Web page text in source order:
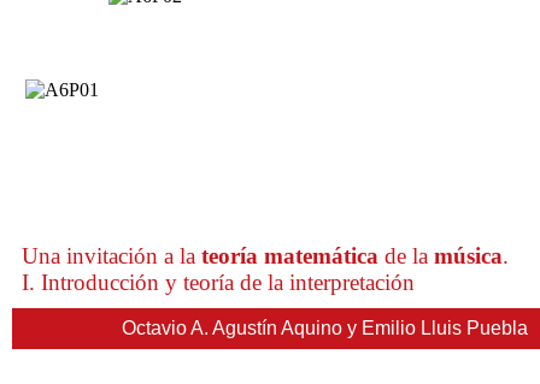
Una invitación a la teoría matemática de la música.
I. Introducción y teoría de la interpretación
Octavio A. Agustín Aquino y Emilio Lluis Puebla